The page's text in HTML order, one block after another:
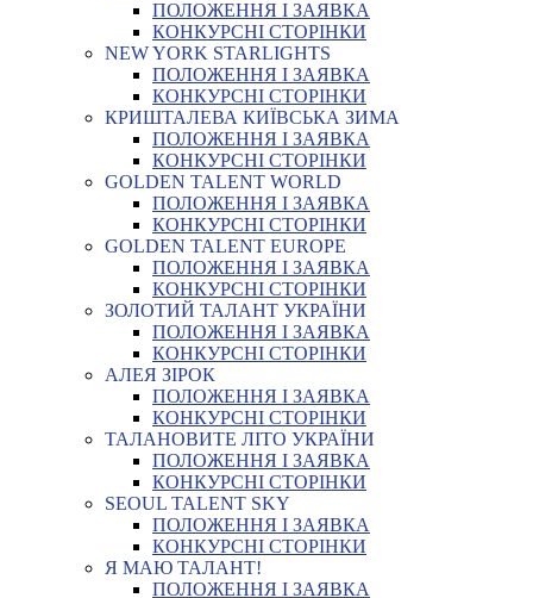
ПОЛОЖЕННЯ І ЗАЯВКА
КОНКУРСНІ СТОРІНКИ
NEW YORK STARLIGHTS
ПОЛОЖЕННЯ І ЗАЯВКА
КОНКУРСНІ СТОРІНКИ
КРИШТАЛЕВА КИЇВСЬКА ЗИМА
ПОЛОЖЕННЯ І ЗАЯВКА
КОНКУРСНІ СТОРІНКИ
GOLDEN TALENT WORLD
ПОЛОЖЕННЯ І ЗАЯВКА
КОНКУРСНІ СТОРІНКИ
GOLDEN TALENT EUROPE
ПОЛОЖЕННЯ І ЗАЯВКА
КОНКУРСНІ СТОРІНКИ
ЗОЛОТИЙ ТАЛАНТ УКРАЇНИ
ПОЛОЖЕННЯ І ЗАЯВКА
КОНКУРСНІ СТОРІНКИ
АЛЕЯ ЗІРОК
ПОЛОЖЕННЯ І ЗАЯВКА
КОНКУРСНІ СТОРІНКИ
ТАЛАНОВИТЕ ЛІТО УКРАЇНИ
ПОЛОЖЕННЯ І ЗАЯВКА
КОНКУРСНІ СТОРІНКИ
SEOUL TALENT SKY
ПОЛОЖЕННЯ І ЗАЯВКА
КОНКУРСНІ СТОРІНКИ
Я МАЮ ТАЛАНТ!
ПОЛОЖЕННЯ І ЗАЯВКА